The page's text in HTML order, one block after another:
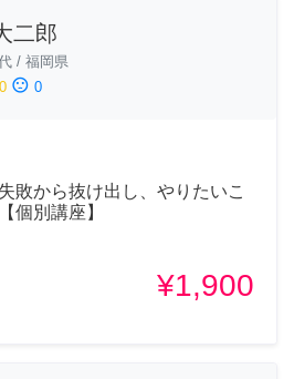
二郎
/ 福岡県
0 sentiment_dissatisfied 0
敗から抜け出し、やりたいこ
個別講座】
¥1,900